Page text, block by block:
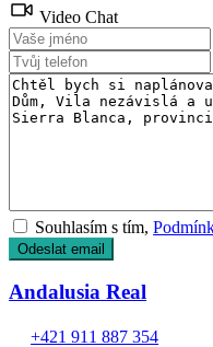
Video Chat
Souhlasím s tím,
Andalusia Real
+421 911 887 354